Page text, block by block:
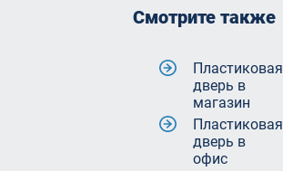
Смотрите также
Пластиковая
дверь в
магазин
Пластиковая
дверь в
офис